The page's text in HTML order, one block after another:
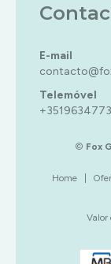
E-mail
Telemóvel
© Fox
Home|
Valor